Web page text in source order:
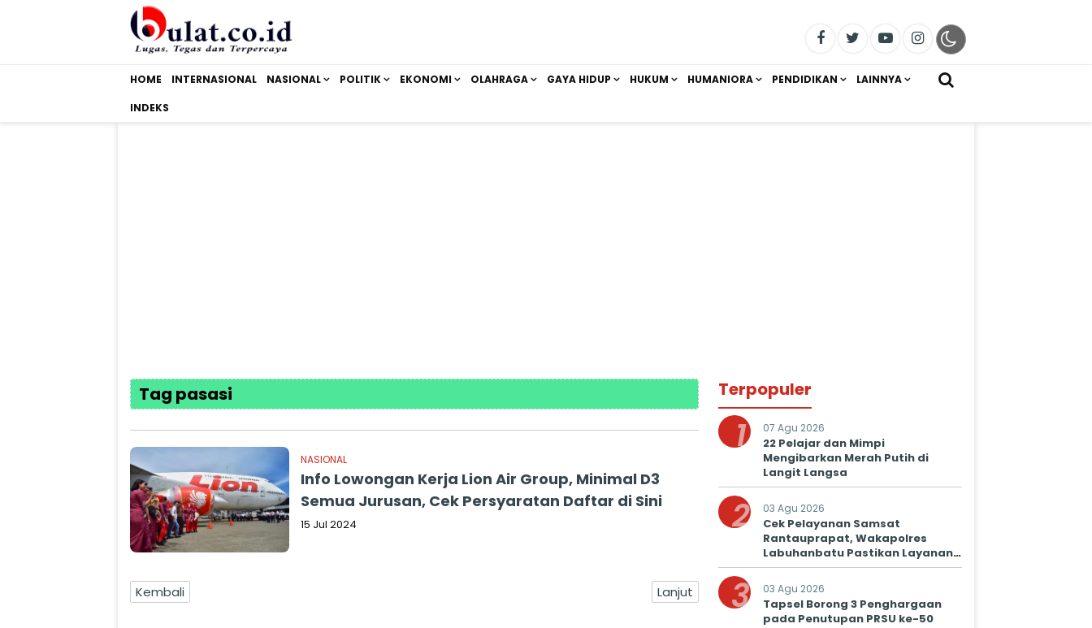
HOME INTERNASIONAL NASIONAL POLITIK EKONOMI OLAHRAGA GAYA HIDUP HUKUM HUMANIORA PENDIDIKAN LAINNYA
INDEKS
Tag pasasi
NASIONAL
Info Lowongan Kerja Lion Air Group, Minimal D3
Semua Jurusan, Cek Persyaratan Daftar di Sini
15 Jul 2024
Kembali Lanjut
Terpopuler
1 07 Agu 2026
22 Pelajar dan Mimpi
Mengibarkan Merah Putih di
Langit Langsa
2 03 Agu 2026
Cek Pelayanan Samsat
Rantauprapat, Wakapolres
Labuhanbatu Pastikan Layanan
Prima untuk Masyarakat
3 03 Agu 2026
Tapsel Borong 3 Penghargaan
pada Penutupan PRSU ke-50